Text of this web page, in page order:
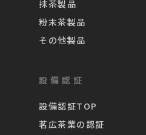
抹茶製品
粉末茶製品
その他製品
設備認証
設備認証TOP
茗広茶業の認証